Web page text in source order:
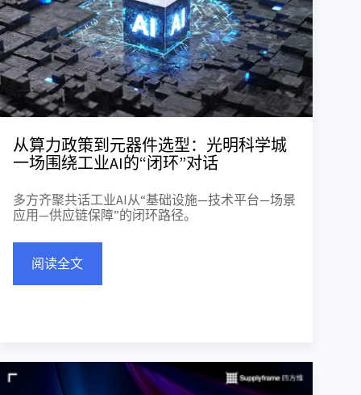
从算力政策到元器件选型：光明科学城
一场围绕工业AI的“闭环”对话
多方齐聚共话工业AI从“基础设施—技术平台—场景
应用—供应链保障”的闭环路径。
阅读全文